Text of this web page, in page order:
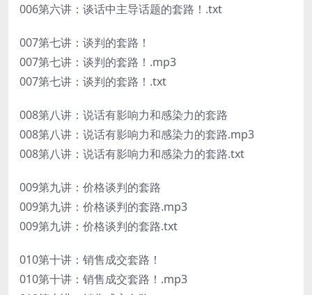
006第六讲：谈话中主导话题的套路！.txt
007第七讲：谈判的套路！
007第七讲：谈判的套路！.mp3
007第七讲：谈判的套路！.txt
008第八讲：说话有影响力和感染力的套路
008第八讲：说话有影响力和感染力的套路.mp3
008第八讲：说话有影响力和感染力的套路.txt
009第九讲：价格谈判的套路
009第九讲：价格谈判的套路.mp3
009第九讲：价格谈判的套路.txt
010第十讲：销售成交套路！
010第十讲：销售成交套路！.mp3